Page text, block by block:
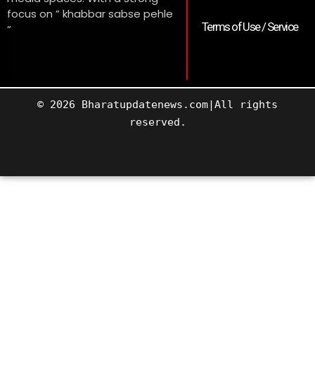
focus on ” khabbar sabse pehle
“
Terms of Use / Service
© 2026 Bharatupdatenews.com|All rights
reserved.